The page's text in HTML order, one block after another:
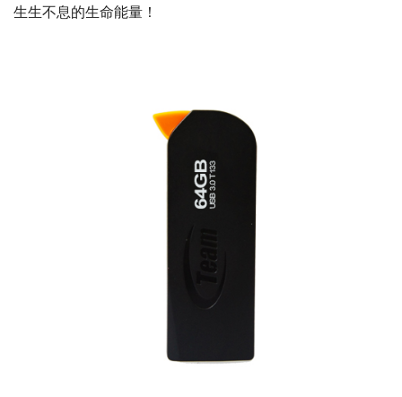
生生不息的生命能量！